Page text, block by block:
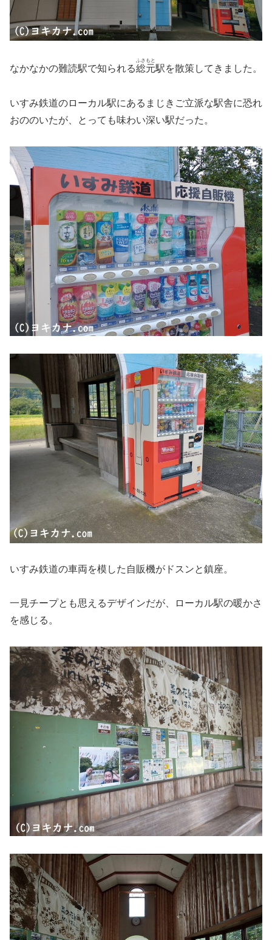
なかなかの難読駅で知られる総元
ふさもと
駅を散策してきました。
いすみ鉄道のローカル駅にあるまじきご立派な駅舎に恐れ
おののいたが、とっても味わい深い駅だった。
いすみ鉄道の車両を模した自販機がドスンと鎮座。
一見チープとも思えるデザインだが、ローカル駅の暖かさ
を感じる。